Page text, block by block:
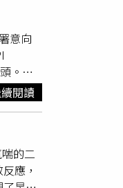
名，
意向
。隨
7日
巨頭的
廠
整合
而是
球亞
閱讀
的二
應，